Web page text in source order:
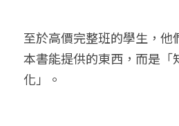
至於高價完整班的學生，他
本書能提供的東西，而是「
化」。